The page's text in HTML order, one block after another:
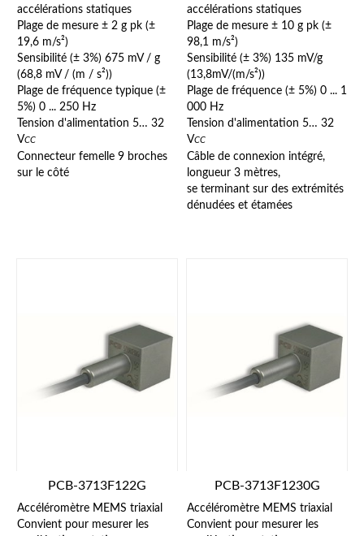
accélérations statiques
Plage de mesure ± 2 g pk (±
19,6 m/s²)
Sensibilité (± 3%) 675 mV / g
(68,8 mV / (m / s²))
Plage de fréquence typique (±
5%) 0 ... 250 Hz
Tension d'alimentation 5… 32
VCC
Connecteur femelle 9 broches
sur le côté
accélérations statiques
Plage de mesure ± 10 g pk (±
98,1 m/s²)
Sensibilité (± 3%) 135 mV/g
(13,8mV/(m/s²))
Plage de fréquence (± 5%) 0 ... 1
000 Hz
Tension d'alimentation 5… 32
VCC
Câble de connexion intégré,
longueur 3 mètres,
se terminant sur des extrémités
dénudées et étamées
PCB-3713F122G
Accéléromètre MEMS triaxial
Convient pour mesurer les
PCB-3713F1230G
Accéléromètre MEMS triaxial
Convient pour mesurer les